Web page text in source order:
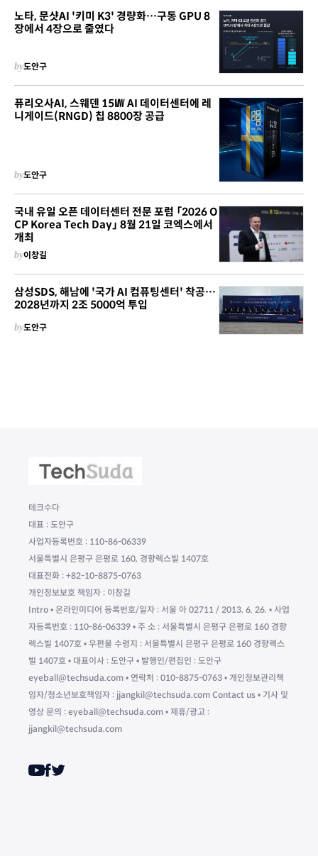
노타, 문샷AI '키미 K3' 경량화…구동 GPU 8
장에서 4장으로 줄였다
by도안구
퓨리오사AI, 스웨덴 15㎿ AI 데이터센터에 레
니게이드(RNGD) 칩 8800장 공급
by도안구
국내 유일 오픈 데이터센터 전문 포럼 「2026 O
CP Korea Tech Day」 8월 21일 코엑스에서
개최
by이창길
삼성SDS, 해남에 '국가 AI 컴퓨팅센터' 착공…
2028년까지 2조 5000억 투입
by도안구
테크수다
대표 : 도안구
사업자등록번호 : 110-86-06339
서울특별시 은평구 은평로 160, 경향렉스빌 1407호
대표전화 : +82-10-8875-0763
개인정보보호 책임자 : 이창길
Intro • 온라인미디어 등록번호/일자 : 서울 아 02711 / 2013. 6. 26. • 사업
자등록번호 : 110-86-06339 • 주 소 : 서울특별시 은평구 은평로 160 경향
렉스빌 1407호 • 우편물 수령지 : 서울특별시 은평구 은평로 160 경향렉스
빌 1407호 • 대표이사 : 도안구 • 발행인/편집인 : 도안구
eyeball@techsuda.com • 연락처 : 010-8875-0763 • 개인정보관리책
임자/청소년보호책임자 : jjangkil@techsuda.com Contact us • 기사 및
영상 문의 : eyeball@techsuda.com • 제휴/광고 :
jjangkil@techsuda.com